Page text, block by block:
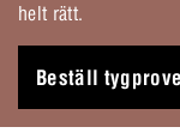
helt rätt.
Beställ